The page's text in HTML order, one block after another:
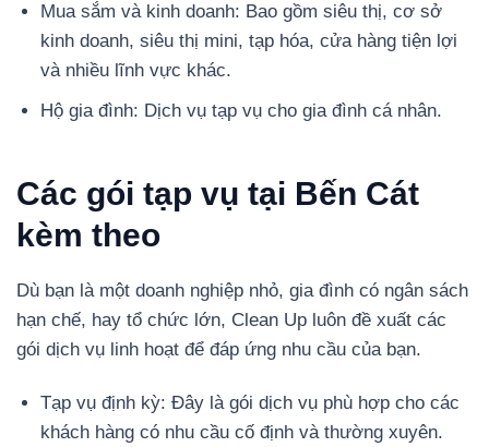
Mua sắm và kinh doanh: Bao gồm siêu thị, cơ sở
kinh doanh, siêu thị mini, tạp hóa, cửa hàng tiện lợi
và nhiều lĩnh vực khác.
Hộ gia đình: Dịch vụ tạp vụ cho gia đình cá nhân.
Các gói tạp vụ tại Bến Cát
kèm theo
Dù bạn là một doanh nghiệp nhỏ, gia đình có ngân sách
hạn chế, hay tổ chức lớn, Clean Up luôn đề xuất các
gói dịch vụ linh hoạt để đáp ứng nhu cầu của bạn.
Tạp vụ định kỳ:Đây là gói dịch vụ phù hợp cho các
khách hàng có nhu cầu cố định và thường xuyên.